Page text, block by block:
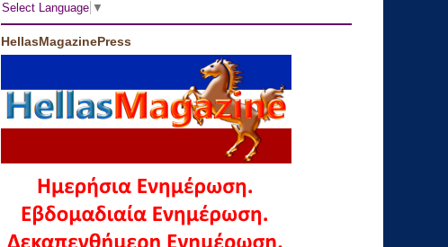
Select Language ▼
HellasMagazinePress